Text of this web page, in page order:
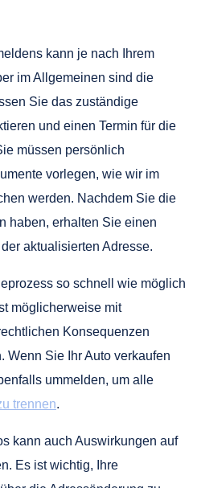
kann je nach Ihrem
im Allgemeinen sind die
Sie das zuständige
und einen Termin für die
müssen persönlich
vorlegen, wie wir im
werden. Nachdem Sie die
haben, erhalten Sie einen
aktualisierten Adresse.
so schnell wie möglich
möglicherweise mit
Konsequenzen
Wenn Sie Ihr Auto verkaufen
ummelden, um alle
trennen.
kann auch Auswirkungen auf
Es ist wichtig, Ihre